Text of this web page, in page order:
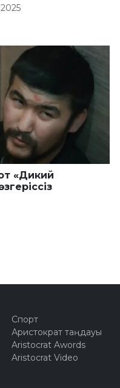
«Дикий
Спорт
Аристократ таңдауы
Aristocrat Awords
Aristocrat Video